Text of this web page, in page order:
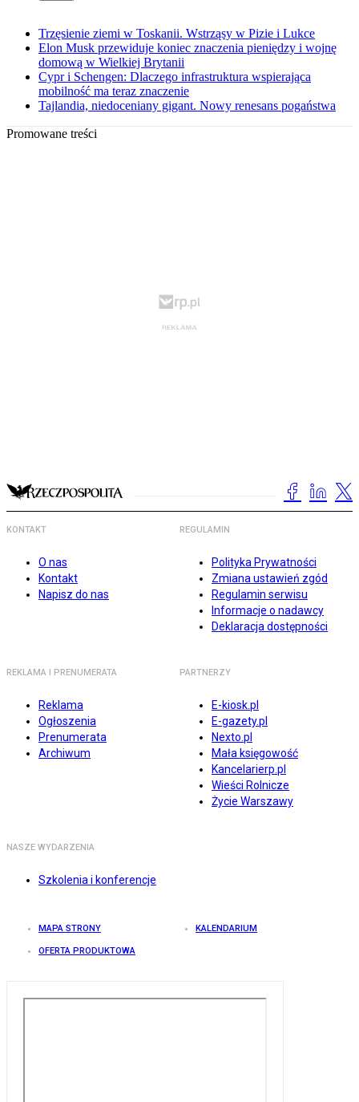
Trzęsienie ziemi w Toskanii. Wstrząsy w Pizie i Lukce
Elon Musk przewiduje koniec znaczenia pieniędzy i wojnę
domową w Wielkiej Brytanii
Cypr i Schengen: Dlaczego infrastruktura wspierająca
mobilność ma teraz znaczenie
Tajlandia, niedoceniany gigant. Nowy renesans pogaństwa
Promowane treści
KONTAKT
O nas
Kontakt
Napisz do nas
REGULAMIN
Polityka Prywatności
Zmiana ustawień zgód
Regulamin serwisu
Informacje o nadawcy
Deklaracja dostępności
REKLAMA I PRENUMERATA
Reklama
Ogłoszenia
Prenumerata
Archiwum
PARTNERZY
E-kiosk.pl
E-gazety.pl
Nexto.pl
Mała księgowość
Kancelarierp.pl
Wieści Rolnicze
Życie Warszawy
NASZE WYDARZENIA
Szkolenia i konferencje
MAPA STRONY KALENDARIUM
OFERTA PRODUKTOWA